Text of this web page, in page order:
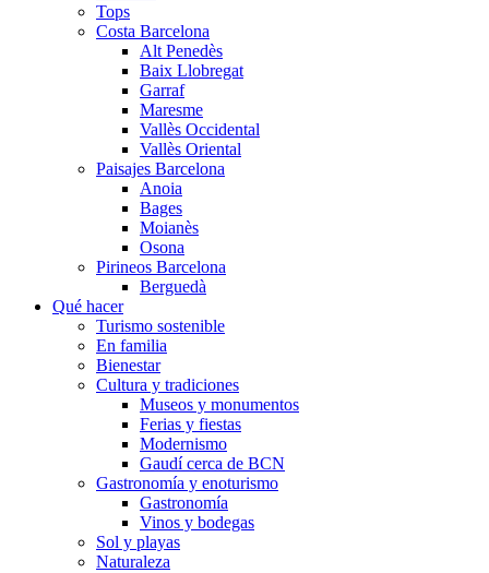
Tops
Costa Barcelona
Alt Penedès
Baix Llobregat
Garraf
Maresme
Vallès Occidental
Vallès Oriental
Paisajes Barcelona
Anoia
Bages
Moianès
Osona
Pirineos Barcelona
Berguedà
Qué hacer
Turismo sostenible
En familia
Bienestar
Cultura y tradiciones
Museos y monumentos
Ferias y fiestas
Modernismo
Gaudí cerca de BCN
Gastronomía y enoturismo
Gastronomía
Vinos y bodegas
Sol y playas
Naturaleza